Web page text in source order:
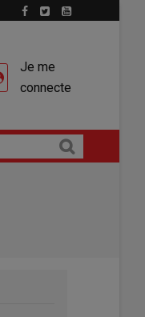
Je me
connecte